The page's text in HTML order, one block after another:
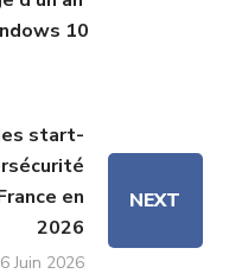
10
start-
en
2026
Juin 2026
NEXT